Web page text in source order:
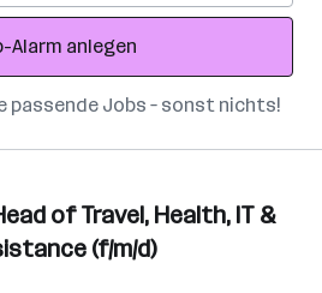
Alarm anlegen
passende Jobs – sonst nichts!
of Travel, Health, IT &
(f/m/d)